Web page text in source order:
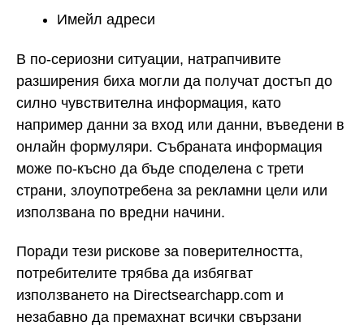
Имейл адреси
В по-сериозни ситуации, натрапчивите
разширения биха могли да получат достъп до
силно чувствителна информация, като
например данни за вход или данни, въведени в
онлайн формуляри. Събраната информация
може по-късно да бъде споделена с трети
страни, злоупотребена за рекламни цели или
използвана по вредни начини.
Поради тези рискове за поверителността,
потребителите трябва да избягват
използването на Directsearchapp.com и
незабавно да премахнат всички свързани